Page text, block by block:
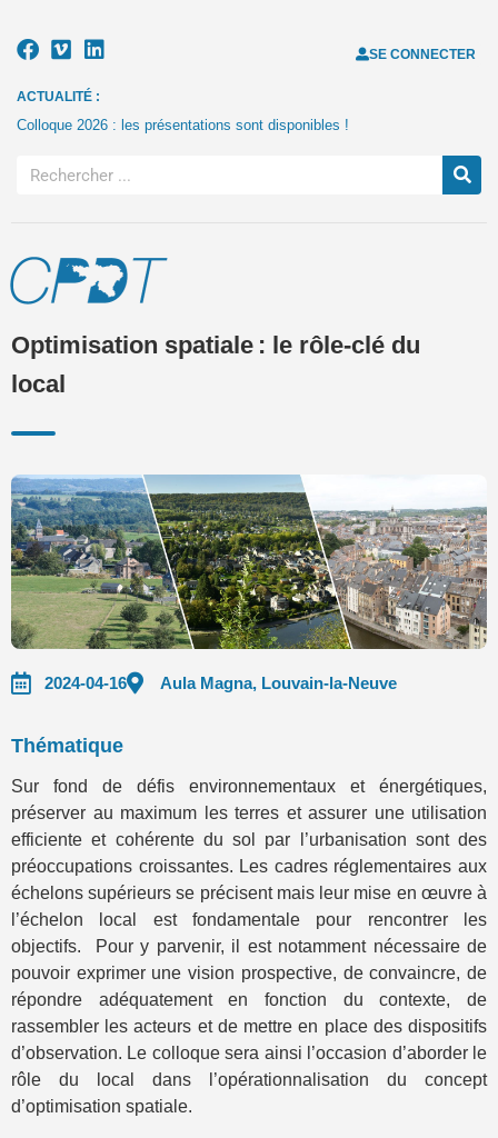
SE CONNECTER
ACTUALITÉ :
Colloque 2026 : les présentations sont disponibles !
Optimisation spatiale : le rôle-clé du
local
2024-04-16 Aula Magna, Louvain-la-Neuve
Thématique
Sur fond de défis environnementaux et énergétiques,
préserver au maximum les terres et assurer une utilisation
efficiente et cohérente du sol par l’urbanisation sont des
préoccupations croissantes. Les cadres réglementaires aux
échelons supérieurs se précisent mais leur mise en œuvre à
l’échelon local est fondamentale pour rencontrer les
objectifs. Pour y parvenir, il est notamment nécessaire de
pouvoir exprimer une vision prospective, de convaincre, de
répondre adéquatement en fonction du contexte, de
rassembler les acteurs et de mettre en place des dispositifs
d’observation. Le colloque sera ainsi l’occasion d’aborder le
rôle du local dans l’opérationnalisation du concept
d’optimisation spatiale.